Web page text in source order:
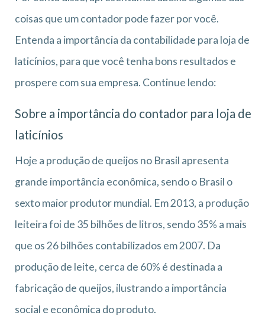
coisas que um contador pode fazer por você.
Entenda a importância da contabilidade para loja de
laticínios, para que você tenha bons resultados e
prospere com sua empresa. Continue lendo:
Sobre a importância do contador para loja de
laticínios
Hoje a produção de queijos no Brasil apresenta
grande importância econômica, sendo o Brasil o
sexto maior produtor mundial. Em 2013, a produção
leiteira foi de 35 bilhões de litros, sendo 35% a mais
que os 26 bilhões contabilizados em 2007. Da
produção de leite, cerca de 60% é destinada a
fabricação de queijos, ilustrando a importância
social e econômica do produto.